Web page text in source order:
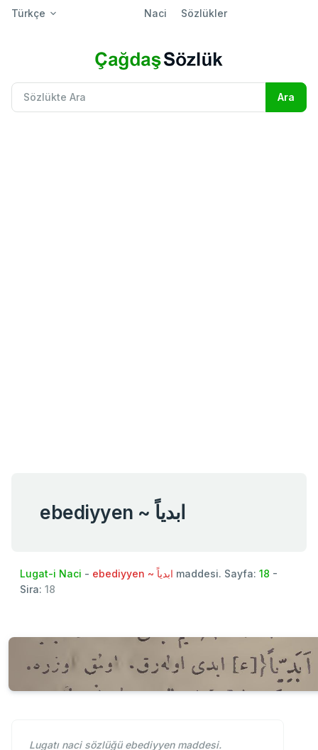
Türkçe Naci Sözlükler
ebediyyen ~ ابدياً
Lugat-i Naci - ebediyyen ~ ابدياً maddesi. Sayfa: 18 -
Sira: 18
Lugatı naci sözlüğü ebediyyen maddesi.